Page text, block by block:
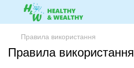
Правила використання
Правила використання